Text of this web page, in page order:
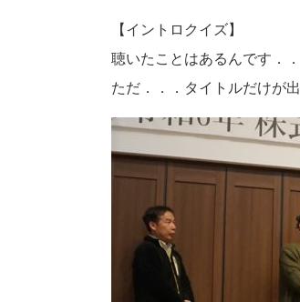
【イントロクイズ】
聴いたことはあるんです．
ただ．．．タイトルだけが